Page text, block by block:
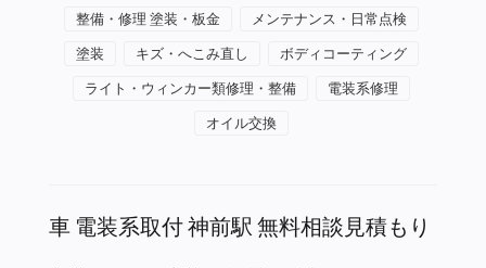
整備・修理 塗装・板金 メンテナンス・日常点検
塗装 キズ・へこみ直し ボディコーティング
ライト・ウィンカー類修理・整備 電装系修理
オイル交換
車 電装系取付 神前駅 無料相談見積もり